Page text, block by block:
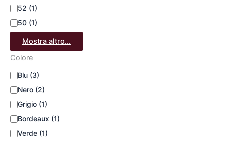
52 (1)
50 (1)
Mostra altro...
Colore
Blu (3)
Nero (2)
Grigio (1)
Bordeaux (1)
Verde (1)